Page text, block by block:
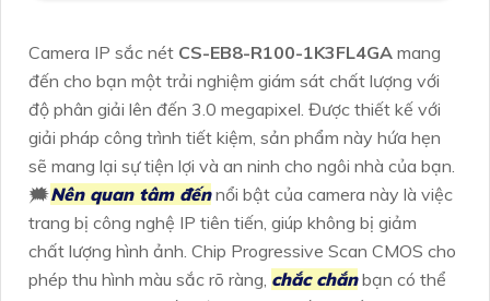
Camera IP sắc nét CS-EB8-R100-1K3FL4GA mang
đến cho bạn một trải nghiệm giám sát chất lượng với
độ phân giải lên đến 3.0 megapixel. Được thiết kế với
giải pháp công trình tiết kiệm, sản phẩm này hứa hẹn
sẽ mang lại sự tiện lợi và an ninh cho ngôi nhà của bạn.
🗯️Nên quan tâm đếnnổi bật của camera này là việc
trang bị công nghệ IP tiên tiến, giúp không bị giảm
chất lượng hình ảnh. Chip Progressive Scan CMOS cho
phép thu hình màu sắc rõ ràng, chắc chắnbạn có thể